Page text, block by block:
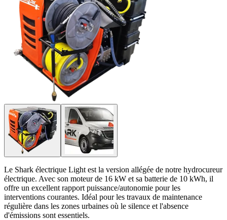
Le Shark électrique Light est la version allégée de notre hydrocureur
électrique. Avec son moteur de 16 kW et sa batterie de 10 kWh, il
offre un excellent rapport puissance/autonomie pour les
interventions courantes. Idéal pour les travaux de maintenance
régulière dans les zones urbaines où le silence et l'absence
d'émissions sont essentiels.